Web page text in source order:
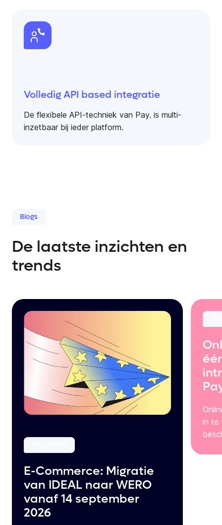
Volledig API based integratie
De flexibele API-techniek van Pay. is multi-
inzetbaar bij ieder platform.
Blogs
De laatste inzichten en
trends
E-Commerce: Migratie
van IDEAL naar WERO
vanaf 14 september
2026
in te